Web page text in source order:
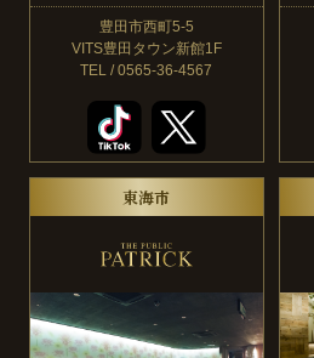
豊田市西町5-5
VITS豊田タウン新館1F
TEL / 0565-36-4567
東海市